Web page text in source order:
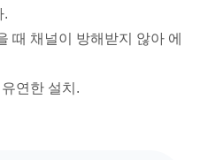
.
때 채널이 방해받지 않아 에
연한 설치.